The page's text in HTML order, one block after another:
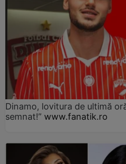
Dinamo, lovitura de ultimă
semnat!” www.fanatik.ro